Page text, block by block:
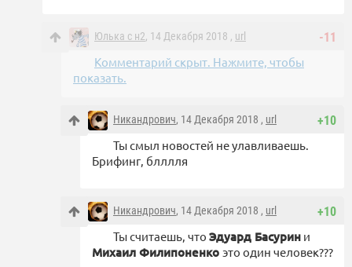
-11
Юлька с н2, 14 Декабря 2018 , url
Комментарий скрыт. Нажмите, чтобы
показать.
+10
Никандрович, 14 Декабря 2018 , url
Ты смыл новостей не улавливаешь.
Брифинг, блллля
+10
Никандрович, 14 Декабря 2018 , url
Ты считаешь, что Эдуард Басурин и
Михаил Филипоненко это один человек???